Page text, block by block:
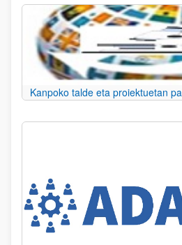
Kanpoko talde eta proiektuetan